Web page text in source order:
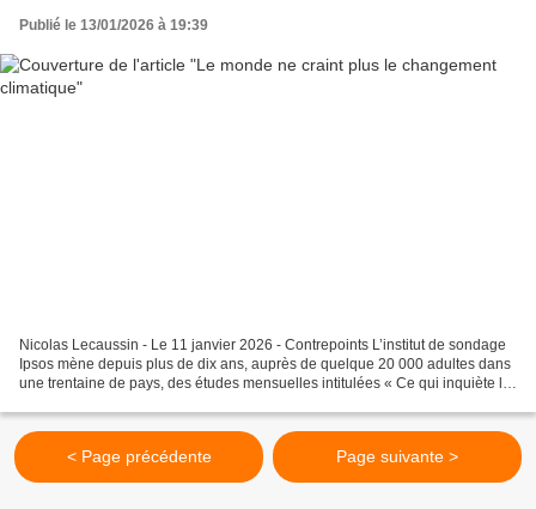
Publié le 13/01/2026 à 19:39
Nicolas Lecaussin - Le 11 janvier 2026 - Contrepoints L’institut de sondage
Ipsos mène depuis plus de dix ans, auprès de quelque 20 000 adultes dans
une trentaine de pays, des études mensuelles intitulées « Ce qui inquiète le
< Page précédente Page suivante >